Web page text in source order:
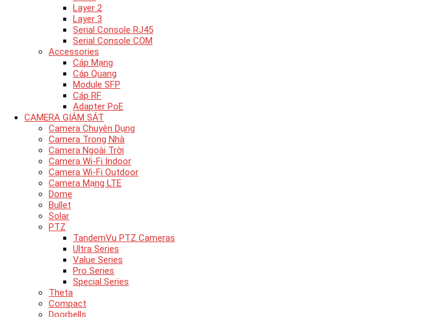
Layer 2
Layer 3
Serial Console RJ45
Serial Console COM
Accessories
Cáp Mạng
Cáp Quang
Module SFP
Cáp RF
Adapter PoE
CAMERA GIÁM SÁT
Camera Chuyên Dụng
Camera Trong Nhà
Camera Ngoài Trời
Camera Wi-Fi Indoor
Camera Wi-Fi Outdoor
Camera Mạng LTE
Dome
Bullet
Solar
PTZ
TandemVu PTZ Cameras
Ultra Series
Value Series
Pro Series
Special Series
Theta
Compact
Doorbells